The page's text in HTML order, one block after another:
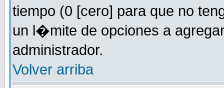
tiempo (0 [cero] para que no
un l�mite de opciones a
administrador.
Volver arriba